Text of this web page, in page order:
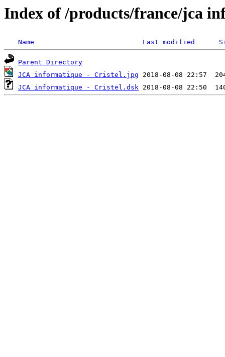
Index of /products/france/jca
Name Last modified
Parent Directory
JCA informatique - Cristel.jpg
JCA informatique - Cristel.dsk